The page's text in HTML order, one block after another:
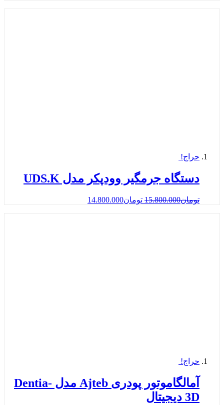
حراج!
دستگاه جرمگیر وودپکر مدل UDS.K
تومان15.800.000 تومان14.800.000
حراج!
آمالگاموتور پودری Ajteb مدل Dentia-
3D دیجیتال